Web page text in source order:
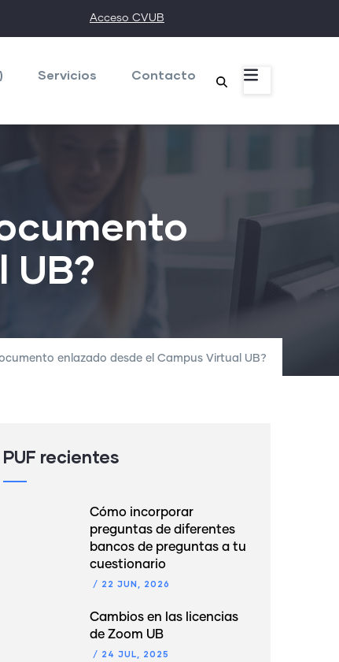
Acceso CVUB
Servicios Contacto
UB?
enlazado desde el Campus Virtual UB?
PUF recientes
Cómo incorporar
preguntas de diferentes
bancos de preguntas a tu
cuestionario
/ 22 JUN, 2026
Cambios en las licencias
de Zoom UB
/ 24 JUL, 2025